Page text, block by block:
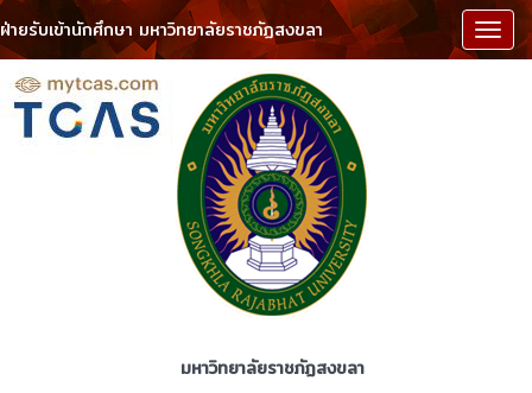
ฝ่ายรับเข้านักศึกษา มหาวิทยาลัยราชภัฏสงขลา เมนู
มหาวิทยาลัยราชภัฏสงขลา